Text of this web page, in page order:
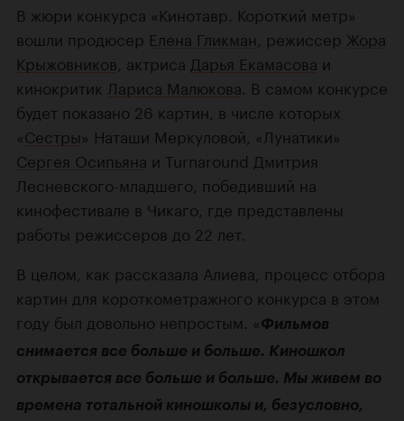
В жюри конкурса «Кинотавр. Короткий метр»
вошли продюсер Елена Гликман , режиссер Жора
Крыжовников , актриса Дарья Екамасова и
кинокритик Лариса Малюкова . В самом конкурсе
будет показано 26 картин, в числе которых
«Сестры» Наташи Меркуловой, «Лунатики»
Сергея Осипьяна и Turnaround Дмитрия
Лесневского-младшего, победивший на
кинофестивале в Чикаго, где представлены
работы режиссеров до 22 лет.
В целом, как рассказала Алиева, процесс отбора
картин для короткометражного конкурса в этом
году был довольно непростым. «Фильмов
снимается все больше и больше. Киношкол
открывается все больше и больше. Мы живем во
времена тотальной киношколы и, безусловно,